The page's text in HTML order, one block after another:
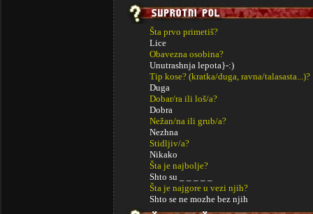
Šta prvo primetiš?
Lice
Obavezna osobina?
Unutrashnja lepota}-:)
Tip kose? (kratka/duga, ravna/talasasta...)?
Duga
Dobar/ra ili loš/a?
Dobra
Nežan/na ili grub/a?
Nezhna
Stidljiv/a?
Nikako
Šta je najbolje?
Shto su _ _ _ _ _
Šta je najgore u vezi njih?
Shto se ne mozhe bez njih